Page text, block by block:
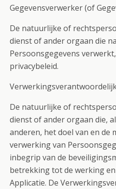
Gegevensverwerker (of
De natuurlijke of
dienst of ander orgaan die
Persoonsgegevens
privacybeleid.
De natuurlijke of
dienst of ander orgaan die,
anderen, het doel van en de
verwerking van
inbegrip van de
betrekking tot de werking
Applicatie. De